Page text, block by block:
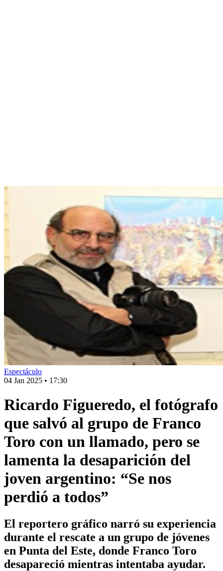
Espectáculo
04 Jan 2025 • 17:30
Ricardo Figueredo, el fotógrafo
que salvó al grupo de Franco
Toro con un llamado, pero se
lamenta la desaparición del
joven argentino: “Se nos
perdió a todos”
El reportero gráfico narró su experiencia
durante el rescate a un grupo de jóvenes
en Punta del Este, donde Franco Toro
desapareció mientras intentaba ayudar.